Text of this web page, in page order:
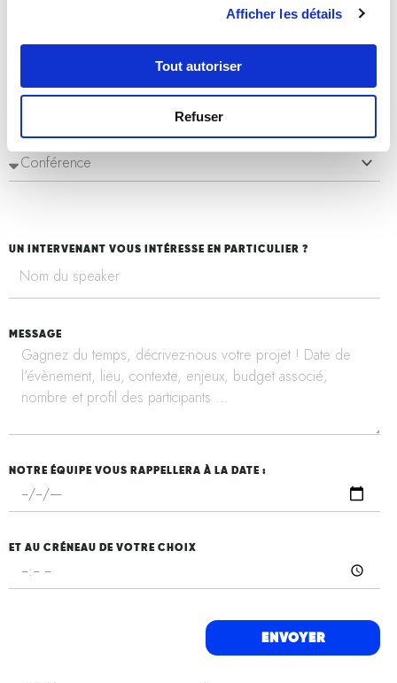
Afficher les détails
Tout autoriser
Refuser
TYPE DE DEMANDE
UN INTERVENANT VOUS INTÉRESSE EN PARTICULIER ?
MESSAGE
NOTRE ÉQUIPE VOUS RAPPELLERA À LA DATE :
ET AU CRÉNEAU DE VOTRE CHOIX
ENVOYER